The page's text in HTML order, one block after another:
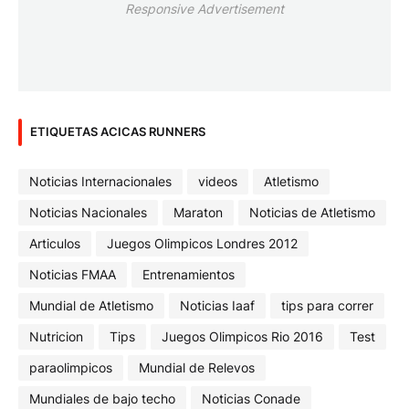
Responsive Advertisement
ETIQUETAS ACICAS RUNNERS
Noticias Internacionales videos
Atletismo
Noticias Nacionales
Maraton
Noticias de Atletismo
Articulos
Juegos Olimpicos Londres 2012
Noticias FMAA
Entrenamientos
Mundial de Atletismo
Noticias Iaaf
tips para correr
Nutricion
Tips Juegos Olimpicos Rio 2016
Test
paraolimpicos
Mundial de Relevos
Mundiales de bajo techo
Noticias Conade